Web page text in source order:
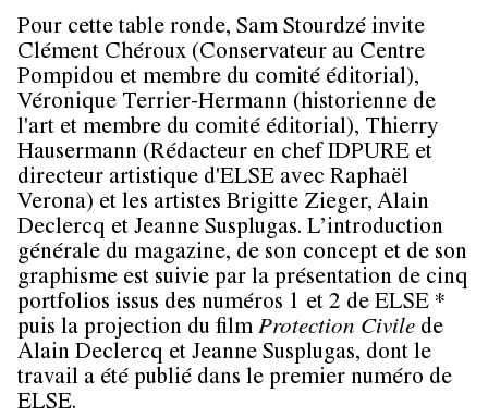
Pour cette table ronde, Sam Stourdzé invite
Clément Chéroux (Conservateur au Centre
Pompidou et membre du comité éditorial),
Véronique Terrier-Hermann (historienne de
l'art et membre du comité éditorial), Thierry
Hausermann (Rédacteur en chef IDPURE et
directeur artistique d'ELSE avec Raphaël
Verona) et les artistes Brigitte Zieger, Alain
Declercq et Jeanne Susplugas. L’introduction
générale du magazine, de son concept et de son
graphisme est suivie par la présentation de cinq
portfolios issus des numéros 1 et 2 de ELSE *
puis la projection du filmProtection Civile de
Alain Declercq et Jeanne Susplugas, dont le
travail a été publié dans le premier numéro de
ELSE.